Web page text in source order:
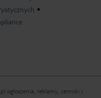
ogłoszenia, reklamy, cenniki i